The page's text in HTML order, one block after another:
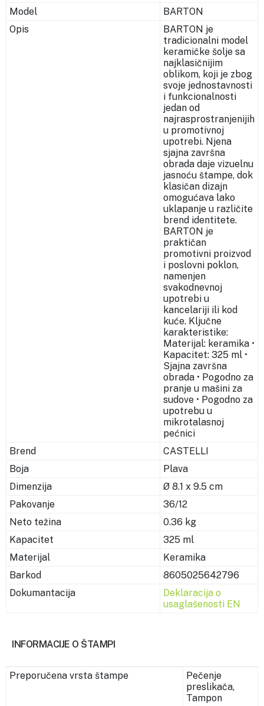
Model
BARTON
Opis
BARTON je
tradicionalni model
keramičke šolje sa
najklasičnijim
oblikom, koji je zbog
svoje jednostavnosti
i funkcionalnosti
jedan od
najrasprostranjenijih
u promotivnoj
upotrebi. Njena
sjajna završna
obrada daje vizuelnu
jasnoću štampe, dok
klasičan dizajn
omogućava lako
uklapanje u različite
brend identitete.
BARTON je
praktičan
promotivni proizvod
i poslovni poklon,
namenjen
svakodnevnoj
upotrebi u
kancelariji ili kod
kuće. Ključne
karakteristike:
Materijal: keramika •
Kapacitet: 325 ml •
Sjajna završna
obrada • Pogodno za
pranje u mašini za
sudove • Pogodno za
upotrebu u
mikrotalasnoj
pećnici
Brend
CASTELLI
Boja
Plava
Dimenzija
Ø 8.1 x 9.5 cm
Pakovanje
36/12
Neto težina
0.36 kg
Kapacitet
325 ml
Materijal
Keramika
Barkod
8605025642796
Dokumantacija
Deklaracija o
usaglašenosti EN
INFORMACIJE O ŠTAMPI
Preporučena vrsta štampe
Pečenje
preslikača,
Tampon